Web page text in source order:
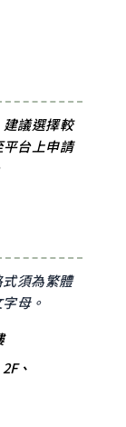
議選擇較
台上申請
須為繁體
母。
、